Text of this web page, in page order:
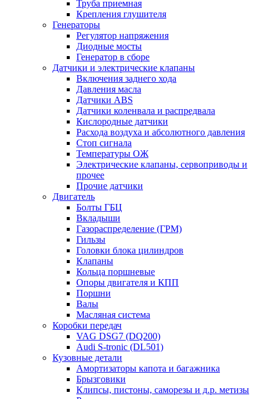
Труба приемная
Крепления глушителя
Генераторы
Регулятор напряжения
Диодные мосты
Генератор в сборе
Датчики и электрические клапаны
Включения заднего хода
Давления масла
Датчики ABS
Датчики коленвала и распредвала
Кислородные датчики
Расхода воздуха и абсолютного давления
Стоп сигнала
Температуры ОЖ
Электрические клапаны, сервоприводы и
прочее
Прочие датчики
Двигатель
Болты ГБЦ
Вкладыши
Газораспределение (ГРМ)
Гильзы
Головки блока цилиндров
Клапаны
Кольца поршневые
Опоры двигателя и КПП
Поршни
Валы
Масляная система
Коробки передач
VAG DSG7 (DQ200)
Audi S-tronic (DL501)
Кузовные детали
Амортизаторы капота и багажника
Брызговики
Клипсы, пистоны, саморезы и д.р. метизы